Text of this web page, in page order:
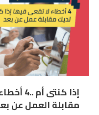
إذا
مقابلة العمل عن